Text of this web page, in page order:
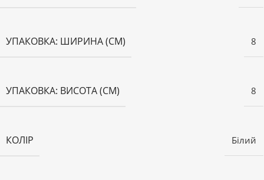
УПАКОВКА: ШИРИНА (СМ) 8
УПАКОВКА: ВИСОТА (СМ) 8
КОЛІР Білий